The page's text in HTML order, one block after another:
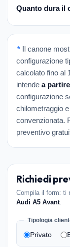
Quanto dura il
* Il canone
configurazione
calcolato fino al
intende a
configurazione
chilometraggio
convenzionata.
preventivo
Richiedi
Compila il form: ti
Audi A5 Avant.
Tipologia
Privato